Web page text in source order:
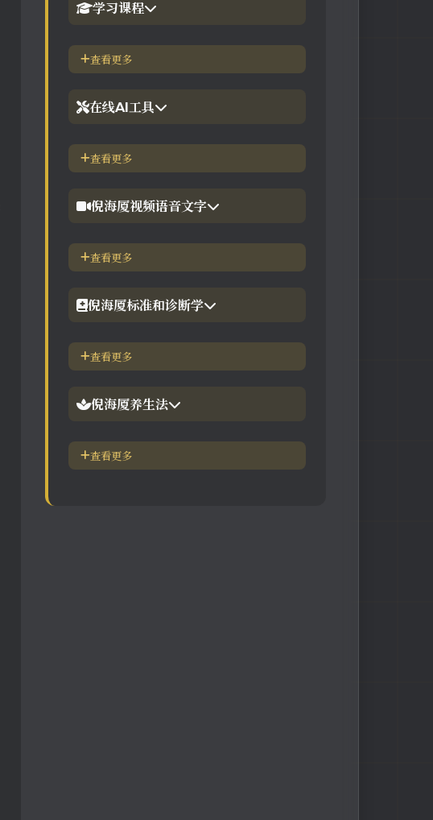
学习课程
1.倪海厦官网备份版
查看更多
在线AI工具
【工具】紫微斗数命理分析
查看更多
倪海厦视频语音文字
【视频】倪海厦-针灸大成
查看更多
倪海厦标准和诊断学
倪海厦简介-传奇人生
查看更多
倪海厦养生法
五脏逼毒法和易筋经
查看更多